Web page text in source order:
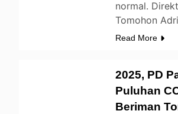
normal.
Tomohon
Read More
2025, PD
Puluhan
Beriman